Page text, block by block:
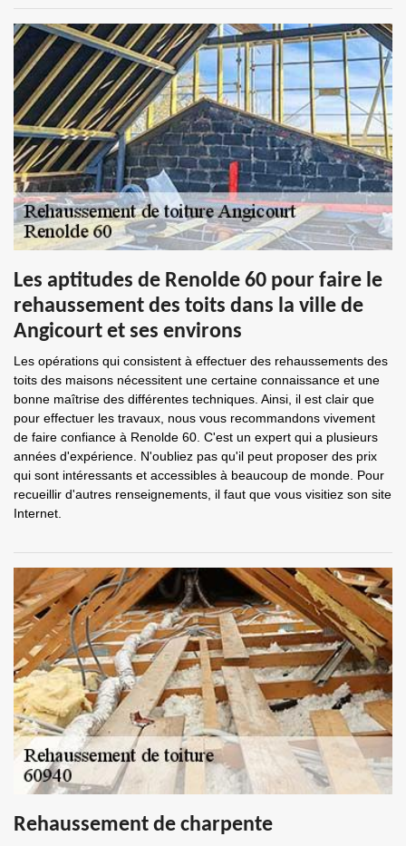
Les aptitudes de Renolde 60 pour faire le
rehaussement des toits dans la ville de
Angicourt et ses environs
Les opérations qui consistent à effectuer des rehaussements des
toits des maisons nécessitent une certaine connaissance et une
bonne maîtrise des différentes techniques. Ainsi, il est clair que
pour effectuer les travaux, nous vous recommandons vivement
de faire confiance à Renolde 60. C'est un expert qui a plusieurs
années d'expérience. N'oubliez pas qu'il peut proposer des prix
qui sont intéressants et accessibles à beaucoup de monde. Pour
recueillir d'autres renseignements, il faut que vous visitiez son site
Internet.
Rehaussement de charpente